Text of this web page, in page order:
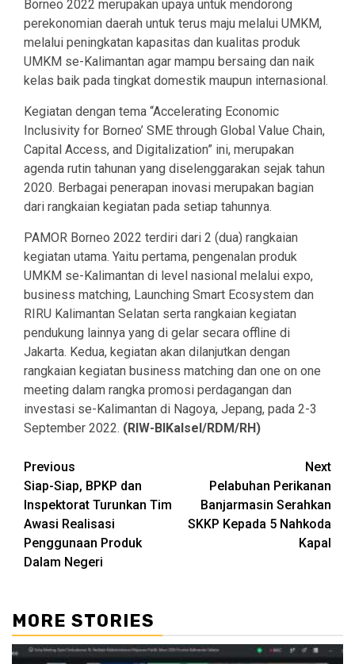
Borneo 2022 merupakan upaya untuk mendorong
perekonomian daerah untuk terus maju melalui UMKM,
melalui peningkatan kapasitas dan kualitas produk
UMKM se-Kalimantan agar mampu bersaing dan naik
kelas baik pada tingkat domestik maupun internasional.
Kegiatan dengan tema “Accelerating Economic
Inclusivity for Borneo’ SME through Global Value Chain,
Capital Access, and Digitalization” ini, merupakan
agenda rutin tahunan yang diselenggarakan sejak tahun
2020. Berbagai penerapan inovasi merupakan bagian
dari rangkaian kegiatan pada setiap tahunnya.
PAMOR Borneo 2022 terdiri dari 2 (dua) rangkaian
kegiatan utama. Yaitu pertama, pengenalan produk
UMKM se-Kalimantan di level nasional melalui expo,
business matching, Launching Smart Ecosystem dan
RIRU Kalimantan Selatan serta rangkaian kegiatan
pendukung lainnya yang di gelar secara offline di
Jakarta. Kedua, kegiatan akan dilanjutkan dengan
rangkaian kegiatan business matching dan one on one
meeting dalam rangka promosi perdagangan dan
investasi se-Kalimantan di Nagoya, Jepang, pada 2-3
September 2022. (RIW-BIKalsel/RDM/RH)
Continue
Reading
Previous
Siap-Siap, BPKP dan
Inspektorat Turunkan Tim
Awasi Realisasi
Penggunaan Produk
Dalam Negeri
Next
Pelabuhan Perikanan
Banjarmasin Serahkan
SKKP Kepada 5 Nahkoda
Kapal
MORE STORIES